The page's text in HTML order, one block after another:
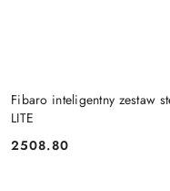
Fibaro inteligentny zestaw
LITE
Cena:
2508.80